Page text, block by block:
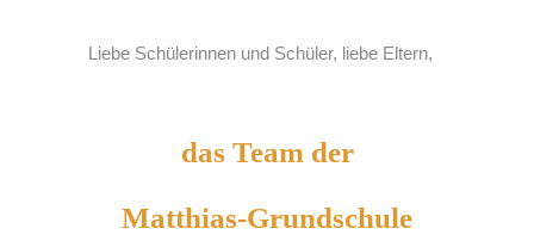
Liebe Schülerinnen und Schüler, liebe Eltern,
das Team der
Matthias-Grundschule